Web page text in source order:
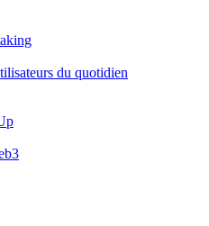
du quotidien